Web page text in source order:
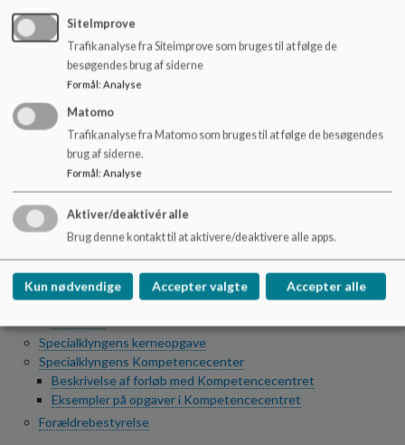
Nye forældre
Videoer om Specialklyngen
Folder til nye forældre
Forældreråd
Forældremøder
Kontakt
Kontaktoplysninger
Klyngen
Om Specialklyngen
Ragnhild
Hvalen
Guldregn
Troldpilen
De Fire Birke
Krudtmøllen
Specialklyngens kerneopgave
Specialklyngens Kompetencecenter
Beskrivelse af forløb med Kompetencecentret
Eksempler på opgaver i Kompetencecentret
Forældrebestyrelse
SiteImprove
Trafikanalyse fra Siteimprove som bruges til at følge de
besøgendes brug af siderne
Formål: Analyse
Matomo
Trafikanalyse fra Matomo som bruges til at følge de besøgendes
brug af siderne.
Formål: Analyse
Aktiver/deaktivér alle
Brug denne kontakt til at aktivere/deaktivere alle apps.
Kun nødvendige Accepter valgte Accepter alle